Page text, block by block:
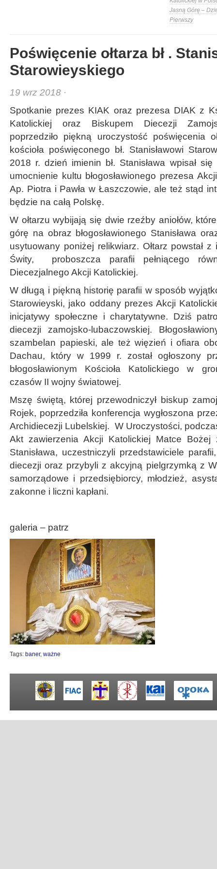
Jasną Górę –
Pierwszy
Poświęcenie ołtarza bł .
Starowieyskiego
19 wrz 2018 ·
Spotkanie prezes KIAK oraz prezesa DIAK z
Katolickiej oraz Biskupem Diecezji
poprzedziło piękną uroczystość poświęcenia
kościoła poświęconego bł. Stanisławowi
2018 r. dzień imienin bł. Stanisława wpisał
umocnienie kultu błogosławionego prezesa
Ap. Piotra i Pawła w Łaszczowie, ale też stąd
będzie na całą Polskę.
W ołtarzu wybijają się dwie rzeźby aniołów,
górę na obraz błogosławionego Stanisława
usytuowany poniżej relikwiarz. Ołtarz powstał
Świty, proboszcza parafii pełniącego
Diecezjalnego Akcji Katolickiej.
W długą i piękną historię parafii w sposób
Starowieyski, jako oddany prezes Akcji
inicjatywy społeczne i charytatywne. Dziś
diecezji zamojsko-lubaczowskiej.
szambelan papieski, ale też więzień i ofiara
Dachau, który w 1999 r. został ogłoszony
błogosławionym Kościoła Katolickiego w
czasów II wojny światowej.
Mszę świętą, której przewodniczył biskup
Rojek, poprzedziła konferencja wygłoszona
Archidiecezji Lubelskiej. W Uroczystości,
Akt zawierzenia Akcji Katolickiej Matce Bożej
Stanisława, uczestniczyli przedstawiciele
diecezji oraz przybyli z akcyjną pielgrzymką z
samorządowe i przedsiębiorcy, młodzież,
zakonne i liczni kapłani.
galeria – patrz
Tags: baner, ważne